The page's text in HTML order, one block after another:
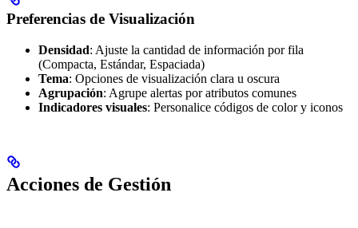
Preferencias de Visualización
Densidad: Ajuste la cantidad de información por fila
(Compacta, Estándar, Espaciada)
Tema: Opciones de visualización clara u oscura
Agrupación: Agrupe alertas por atributos comunes
Indicadores visuales: Personalice códigos de color y iconos
Acciones de Gestión